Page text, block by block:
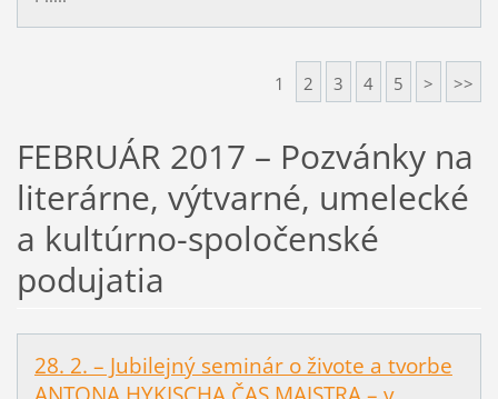
1 2 3 4 5 > >>
FEBRUÁR 2017 – Pozvánky na
literárne, výtvarné, umelecké
a kultúrno-spoločenské
podujatia
28. 2. – Jubilejný seminár o živote a tvorbe